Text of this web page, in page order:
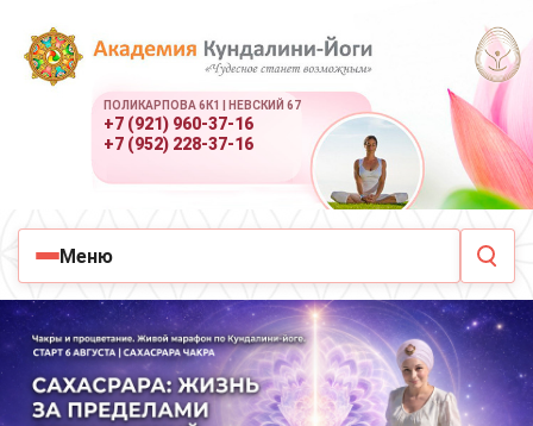
ПОЛИКАРПОВА 6К1 | НЕВСКИЙ 67
+7 (921) 960-37-16
+7 (952) 228-37-16
Меню